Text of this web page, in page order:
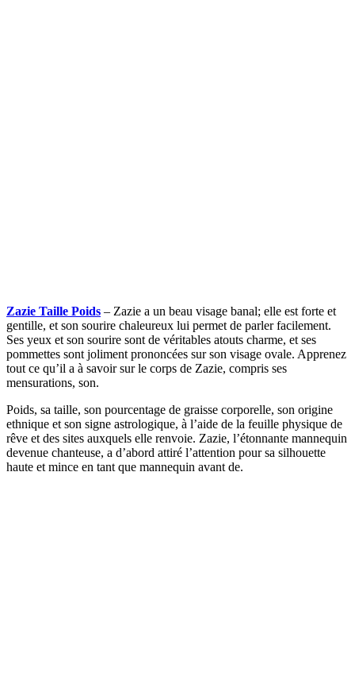
Zazie Taille Poids – Zazie a un beau visage banal; elle est forte et
gentille, et son sourire chaleureux lui permet de parler facilement.
Ses yeux et son sourire sont de véritables atouts charme, et ses
pommettes sont joliment prononcées sur son visage ovale. Apprenez
tout ce qu’il a à savoir sur le corps de Zazie, compris ses
mensurations, son.
Poids, sa taille, son pourcentage de graisse corporelle, son origine
ethnique et son signe astrologique, à l’aide de la feuille physique de
rêve et des sites auxquels elle renvoie. Zazie, l’étonnante mannequin
devenue chanteuse, a d’abord attiré l’attention pour sa silhouette
haute et mince en tant que mannequin avant de.